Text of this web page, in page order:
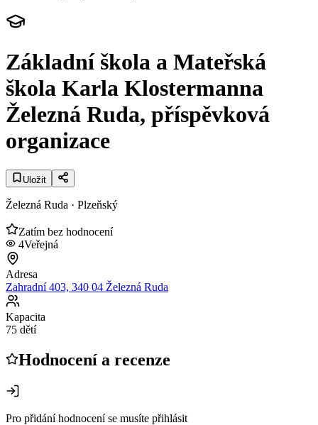
Základní škola a Mateřská
škola Karla Klostermanna
Železná Ruda, příspěvková
organizace
Uložit
Železná Ruda · Plzeňský
Zatím bez hodnocení
4Veřejná
Adresa
Zahradní 403, 340 04 Železná Ruda
Kapacita
75 dětí
Hodnocení a recenze
Pro přidání hodnocení se musíte přihlásit